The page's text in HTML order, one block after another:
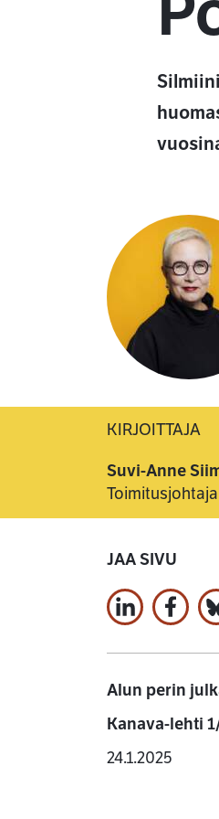
KIRJOITTAJA
Suvi-Anne
JAA SIVU
Jaa Jaa
Alun perin
Kanava-lehti
24.1.2025